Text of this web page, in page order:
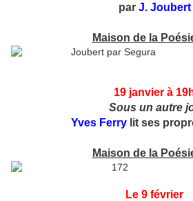
par J. Joubert
Maison de la
19 janvier à
Sous un autre
Yves Ferrylit ses
Maison de la
Le 9 février